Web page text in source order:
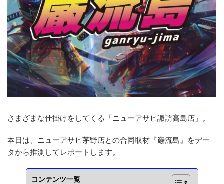
さまざまな仕掛けをしてくる「ニューアサヒ諏訪高島店」。
本日は、ニューアサヒ茅野店との合同取材『巌流島』をデー
タから推測してレポートします。
コンテンツ一覧